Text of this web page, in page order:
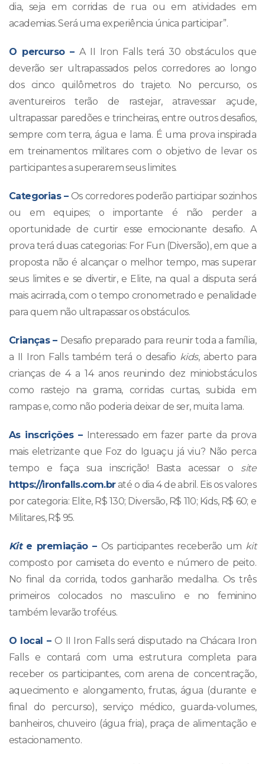
dia, seja em corridas de rua ou em atividades em
academias. Será uma experiência única participar”.
O percurso –A II Iron Falls terá 30 obstáculos que
deverão ser ultrapassados pelos corredores ao longo
dos cinco quilômetros do trajeto. No percurso, os
aventureiros terão de rastejar, atravessar açude,
ultrapassar paredões e trincheiras, entre outros desafios,
sempre com terra, água e lama. É uma prova inspirada
em treinamentos militares com o objetivo de levar os
participantes a superarem seus limites.
Categorias – Os corredores poderão participar sozinhos
ou em equipes; o importante é não perder a
oportunidade de curtir esse emocionante desafio. A
prova terá duas categorias: For Fun (Diversão), em que a
proposta não é alcançar o melhor tempo, mas superar
seus limites e se divertir, e Elite, na qual a disputa será
mais acirrada, com o tempo cronometrado e penalidade
para quem não ultrapassar os obstáculos.
Crianças – Desafio preparado para reunir toda a família,
a II Iron Falls também terá o desafio kids, aberto para
crianças de 4 a 14 anos reunindo dez miniobstáculos
como rastejo na grama, corridas curtas, subida em
rampas e, como não poderia deixar de ser, muita lama.
As inscrições – Interessado em fazer parte da prova
mais eletrizante que Foz do Iguaçu já viu? Não perca
tempo e faça sua inscrição! Basta acessar o site
https://ironfalls.com.braté o dia 4 de abril. Eis os valores
por categoria: Elite, R$ 130; Diversão, R$ 110; Kids, R$ 60; e
Militares, R$ 95.
Kite premiação – Os participantes receberão um kit
composto por camiseta do evento e número de peito.
No final da corrida, todos ganharão medalha. Os três
primeiros colocados no masculino e no feminino
também levarão troféus.
O local – O II Iron Falls será disputado na Chácara Iron
Falls e contará com uma estrutura completa para
receber os participantes, com arena de concentração,
aquecimento e alongamento, frutas, água (durante e
final do percurso), serviço médico, guarda-volumes,
banheiros, chuveiro (água fria), praça de alimentação e
estacionamento.